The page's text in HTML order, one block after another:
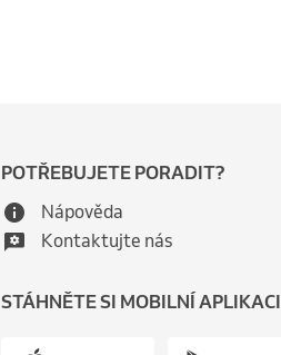
POTŘEBUJETE PORADIT?
Nápověda
Kontaktujte nás
STÁHNĚTE SI MOBILNÍ APLIKACI